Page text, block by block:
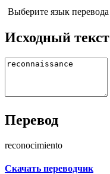
Выберите язык перевода
Исходный текст
Перевод
reconocimiento
Скачать переводчик